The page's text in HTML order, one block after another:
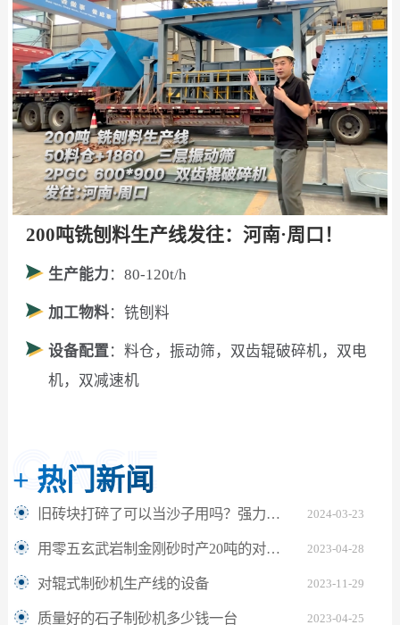
200吨铣刨料生产线发往：河南·周口！
生产能力 ：80-120t/h
加工物料：铣刨料
设备配置 ：料仓，振动筛，双齿辊破碎机，双电
机，双减速机
+ 热门新闻
2024-03-23
旧砖块打碎了可以当沙子用吗？强力破碎机多少钱一台？
2023-04-28
用零五玄武岩制金刚砂时产20吨的对辊机械多少钱一台
2023-11-29
对辊式制砂机生产线的设备
2023-04-25
质量好的石子制砂机多少钱一台